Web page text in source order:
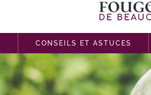
CONSEILS ET ASTUCES